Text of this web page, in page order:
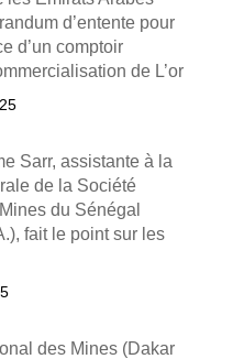
d’entente pour
d’un comptoir
de L’or
Sarr, assistante à la
de la Société
du Sénégal
fait le point sur les
des Mines (Dakar